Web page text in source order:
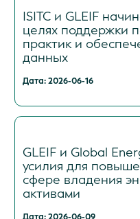
ISITC и GLEIF
целях поддержки
практик и
данных
Дата: 2026-06-16
GLEIF и Global
усилия для
сфере владения
активами